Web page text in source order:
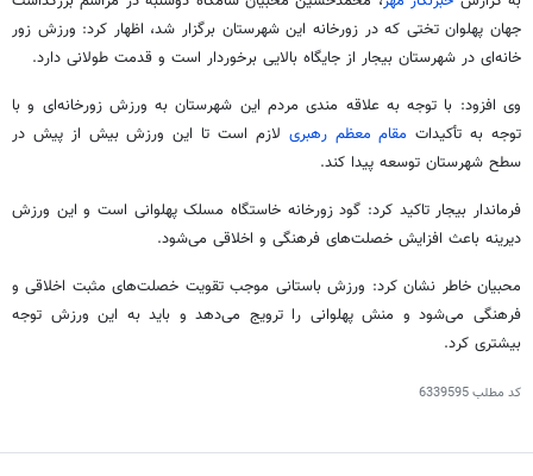
جهان پهلوان تختی که در زورخانه این شهرستان برگزار شد، اظهار کرد: ورزش زور
خانه‌ای در شهرستان بیجار از جایگاه بالایی برخوردار است و قدمت طولانی دارد.
وی افزود: با توجه به علاقه مندیمردم این شهرستان به ورزش زورخانه‌ای و با
توجه به تأکیدات مقام معظم رهبری لازم است تا این ورزش بیش از پیش در
سطح شهرستان توسعه پیدا کند.
فرماندار بیجار تاکید کرد: گود زورخانه خاستگاه مسلک پهلوانی است و این ورزش
دیرینه باعث افزایش خصلت‌های فرهنگی و اخلاقی می‌شود.
محبیان خاطر نشان کرد: ورزش باستانی موجب تقویت خصلت‌های مثبت اخلاقی و
فرهنگی می‌شود و منش پهلوانی را ترویج می‌دهد و باید به این ورزش توجه
بیشتری کرد.
کد مطلب6339595